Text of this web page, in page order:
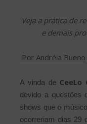
Veja a prática de
e demais
Por Andréia Bueno
A vinda de CeeLo
devido a questões
shows que o
ocorreriam dias 29